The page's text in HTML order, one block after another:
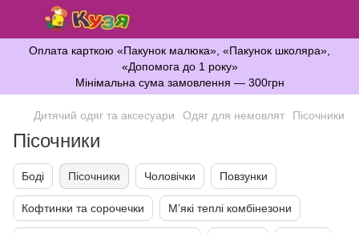
Оплата карткою «Пакунок малюка», «Пакунок школяра»,
«Допомога до 1 року»
Мінімальна сума замовлення — 300грн
Дитячий одяг та аксесуари Одяг для немовлят Пісочники
Пісочники
Боді Пісочники Чоловічки Повзунки
Кофтинки та сорочечки М’які теплі комбінезони